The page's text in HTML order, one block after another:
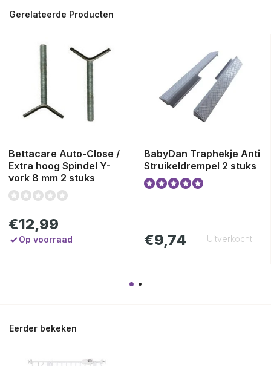
Gerelateerde Producten
Bettacare Auto-Close /
Extra hoog Spindel Y-
vork 8 mm 2 stuks
€12,99
Op voorraad
BabyDan Traphekje Anti
Struikeldrempel 2 stuks
€9,74 Uitverkocht
Eerder bekeken